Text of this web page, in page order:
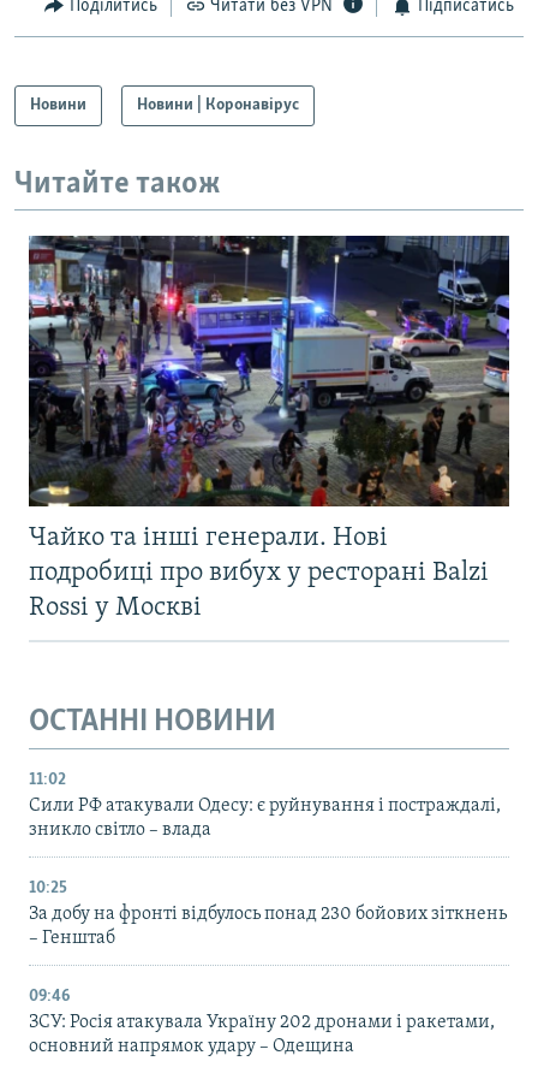
Поділитись Читати без VPN Підписатись
Новини Новини | Коронавірус
Читайте також
Чайко та інші генерали. Нові
подробиці про вибух у ресторані Balzi
Rossi у Москві
ОСТАННІ НОВИНИ
11:02
Сили РФ атакували Одесу: є руйнування і постраждалі,
зникло світло – влада
10:25
За добу на фронті відбулось понад 230 бойових зіткнень
– Генштаб
09:46
ЗСУ: Росія атакувала Україну 202 дронами і ракетами,
основний напрямок удару – Одещина